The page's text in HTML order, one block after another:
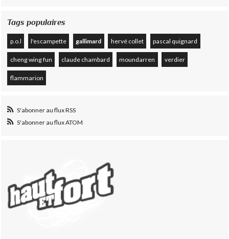
Tags populaires
p.o.l l'escampette gallimard hervé collet pascal quignard
cheng wing fun claude chambard moundarren verdier
flammarion
S'abonner au flux RSS
S'abonner au flux ATOM